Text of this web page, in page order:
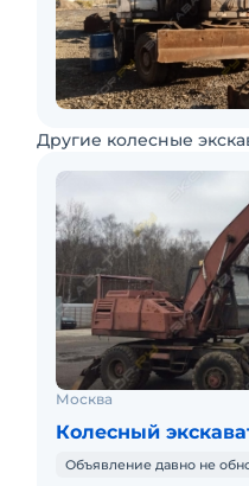
Другие колесные
Москва
Колесный
Объявление давно не